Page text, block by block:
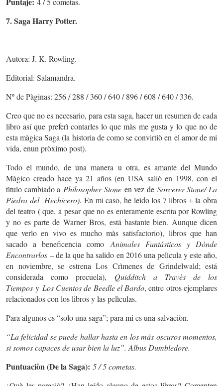
7. Saga Harry Potter.
Autora: J. K. Rowling.
Editorial: Salamandra.
Nº de Pàginas: 256 / 288 / 360 / 640 / 896 / 608 / 640 / 336.
Creo que no es necesario, para esta saga, hacer un resumen de cada
libro así que preferì contarles lo que màs me gusta y lo que no de
esta màgica Saga (la historia de como se convirtiò en el amor de mi
vida, enun pròximo post).
Todo el mundo, de una manera u otra, es amante del Mundo
Màgico creado hace ya 21 años (en USA saliò en 1998, con el
tìtulo cambiado a Philosopher Stone en vez deSorcerer Stone/ La
Piedra del Hechicero).En mi caso, he leìdo los 7 libros + la obra
del teatro ( que, a pesar que no es enteramente escrita por Rowling
y no es parte de Warner Bros, está bastante bien. Aunque dicen
que verlo en vivo es mucho màs satisfactorio), libros que han
sacado a beneficencia como Animales Fantàsticos y Dònde
Encontrarlos– de la que ha salido en 2016 una pelìcula y este año,
en noviembre, se estrena Los Crìmenes de Grindelwald; está
considerada como precuela), Quidditch a Travès de los
Tiempos y Los Cuentos de Beedle el Bardo, entre otros ejemplares
relacionados con los libros y las pelìculas.
Para algunos es “solo una saga”; para mi es una salvaciòn.
“La felicidad se puede hallar hasta en los más oscuros momentos,
si somos capaces de usar bien la luz”. Albus Dumbledore.
Puntuaciòn (De la Saga): 5 / 5 cometas.